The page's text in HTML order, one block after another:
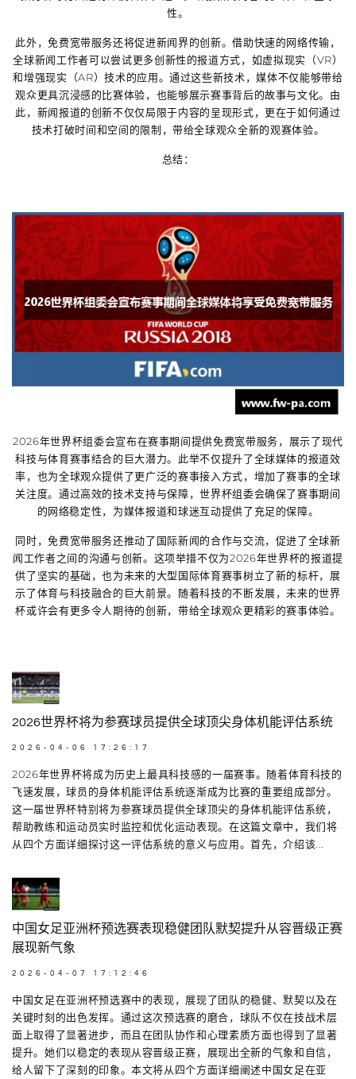
性。
此外，免费宽带服务还将促进新闻界的创新。借助快速的网络传输，
全球新闻工作者可以尝试更多创新性的报道方式，如虚拟现实（VR）
和增强现实（AR）技术的应用。通过这些新技术，媒体不仅能够带给
观众更具沉浸感的比赛体验，也能够展示赛事背后的故事与文化。由
此，新闻报道的创新不仅仅局限于内容的呈现形式，更在于如何通过
技术打破时间和空间的限制，带给全球观众全新的观赛体验。
总结：
2026年世界杯组委会宣布在赛事期间提供免费宽带服务，展示了现代
科技与体育赛事结合的巨大潜力。此举不仅提升了全球媒体的报道效
率，也为全球观众提供了更广泛的赛事接入方式，增加了赛事的全球
关注度。通过高效的技术支持与保障，世界杯组委会确保了赛事期间
的网络稳定性，为媒体报道和球迷互动提供了充足的保障。
同时，免费宽带服务还推动了国际新闻的合作与交流，促进了全球新
闻工作者之间的沟通与创新。这项举措不仅为2026年世界杯的报道提
供了坚实的基础，也为未来的大型国际体育赛事树立了新的标杆，展
示了体育与科技融合的巨大前景。随着科技的不断发展，未来的世界
杯或许会有更多令人期待的创新，带给全球观众更精彩的赛事体验。
2026世界杯将为参赛球员提供全球顶尖身体机能评估系统
2026-04-06 17:26:17
2026年世界杯将成为历史上最具科技感的一届赛事。随着体育科技的
飞速发展，球员的身体机能评估系统逐渐成为比赛的重要组成部分。
这一届世界杯特别将为参赛球员提供全球顶尖的身体机能评估系统，
帮助教练和运动员实时监控和优化运动表现。在这篇文章中，我们将
从四个方面详细探讨这一评估系统的意义与应用。首先，介绍该...
中国女足亚洲杯预选赛表现稳健团队默契提升从容晋级正赛
展现新气象
2026-04-07 17:12:46
中国女足在亚洲杯预选赛中的表现，展现了团队的稳健、默契以及在
关键时刻的出色发挥。通过这次预选赛的磨合，球队不仅在技战术层
面上取得了显著进步，而且在团队协作和心理素质方面也得到了显著
提升。她们以稳定的表现从容晋级正赛，展现出全新的气象和自信，
给人留下了深刻的印象。本文将从四个方面详细阐述中国女足在亚